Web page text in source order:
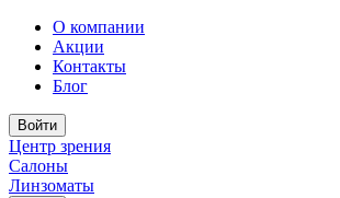
О компании
Акции
Контакты
Блог
Войти
Центр зрения
Салоны
Линзоматы